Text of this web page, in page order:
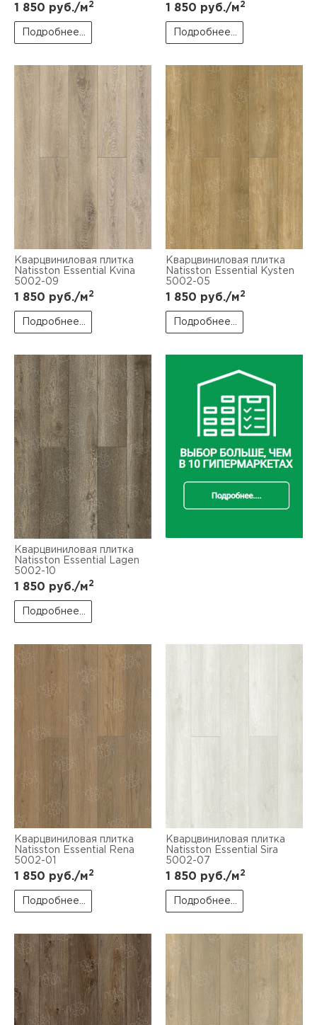
1 850 руб./м2
Подробнее...
1 850 руб./м2
Подробнее...
Кварцвиниловая плитка
Natisston Essential Kvina
5002-09
1 850 руб./м2
Подробнее...
Кварцвиниловая плитка
Natisston Essential Kysten
5002-05
1 850 руб./м2
Подробнее...
Кварцвиниловая плитка
Natisston Essential Lagen
5002-10
1 850 руб./м2
Подробнее...
Кварцвиниловая плитка
Natisston Essential Rena
5002-01
1 850 руб./м2
Подробнее...
Кварцвиниловая плитка
Natisston Essential Sira
5002-07
1 850 руб./м2
Подробнее...